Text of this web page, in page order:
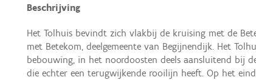
Beschrijving
Het Tolhuis bevindt zich vlakbij de kruising met de
met Betekom, deelgemeente van Begijnendijk. Het
bebouwing, in het noordoosten deels aansluitend bij
die echter een terugwijkende rooilijn heeft. Op het